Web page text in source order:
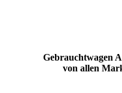
Gebrauchtwagen
von allen